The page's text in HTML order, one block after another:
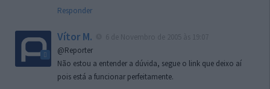
Responder
Vítor M.
@Reporter
Não estou a entender a dúvida, segue o link que deixo aí
pois está a funcionar perfeitamente.